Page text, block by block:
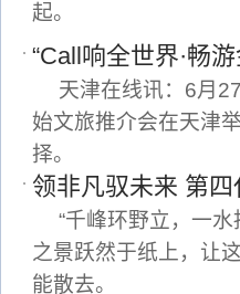
起。
“Call响全世界·畅
天津在线讯：6月
始文旅推介会在天津
择。
领非凡驭未来 第
“千峰环野立，一
之景跃然于纸上，让
能散去。